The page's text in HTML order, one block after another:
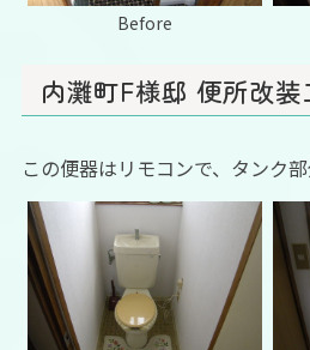
Before
内灘町F様邸 便所改
この便器はリモコンで、タンク